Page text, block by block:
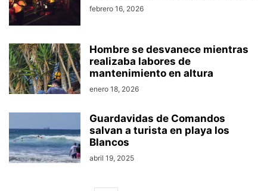
febrero 16, 2026
Hombre se desvanece mientras
realizaba labores de
mantenimiento en altura
enero 18, 2026
Guardavidas de Comandos
salvan a turista en playa los
Blancos
abril 19, 2025